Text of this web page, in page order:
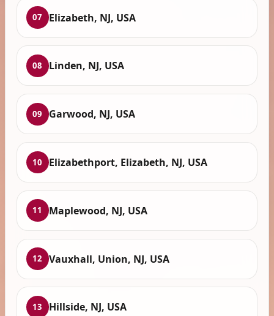
07 Elizabeth, NJ, USA
08 Linden, NJ, USA
09 Garwood, NJ, USA
10 Elizabethport, Elizabeth, NJ, USA
11 Maplewood, NJ, USA
12 Vauxhall, Union, NJ, USA
13 Hillside, NJ, USA